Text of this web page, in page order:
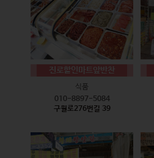
진로할인마트앞반찬
식품
010-8897-5084
구월로276번길 39